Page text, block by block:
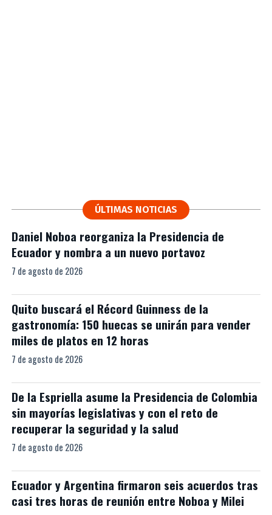
ÚLTIMAS NOTICIAS
Daniel Noboa reorganiza la Presidencia de
Ecuador y nombra a un nuevo portavoz
7 de agosto de 2026
Quito buscará el Récord Guinness de la
gastronomía: 150 huecas se unirán para vender
miles de platos en 12 horas
7 de agosto de 2026
De la Espriella asume la Presidencia de Colombia
sin mayorías legislativas y con el reto de
recuperar la seguridad y la salud
7 de agosto de 2026
Ecuador y Argentina firmaron seis acuerdos tras
casi tres horas de reunión entre Noboa y Milei